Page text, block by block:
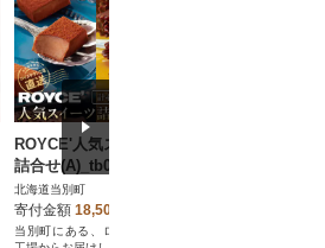
ROYCE'人気スイーツ
詰合せ(A)_tb01-001
北海道当別町
寄付金額 18,500
当別町にある、ロイズタウン